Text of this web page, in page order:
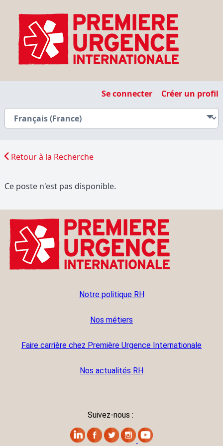
Se connecter Créer un profil
Retour à la Recherche
Ce poste n'est pas disponible.
Notre politique RH
Nos métiers
Faire carrière chez Première Urgence Internationale
Nos actualités RH
Suivez-nous :